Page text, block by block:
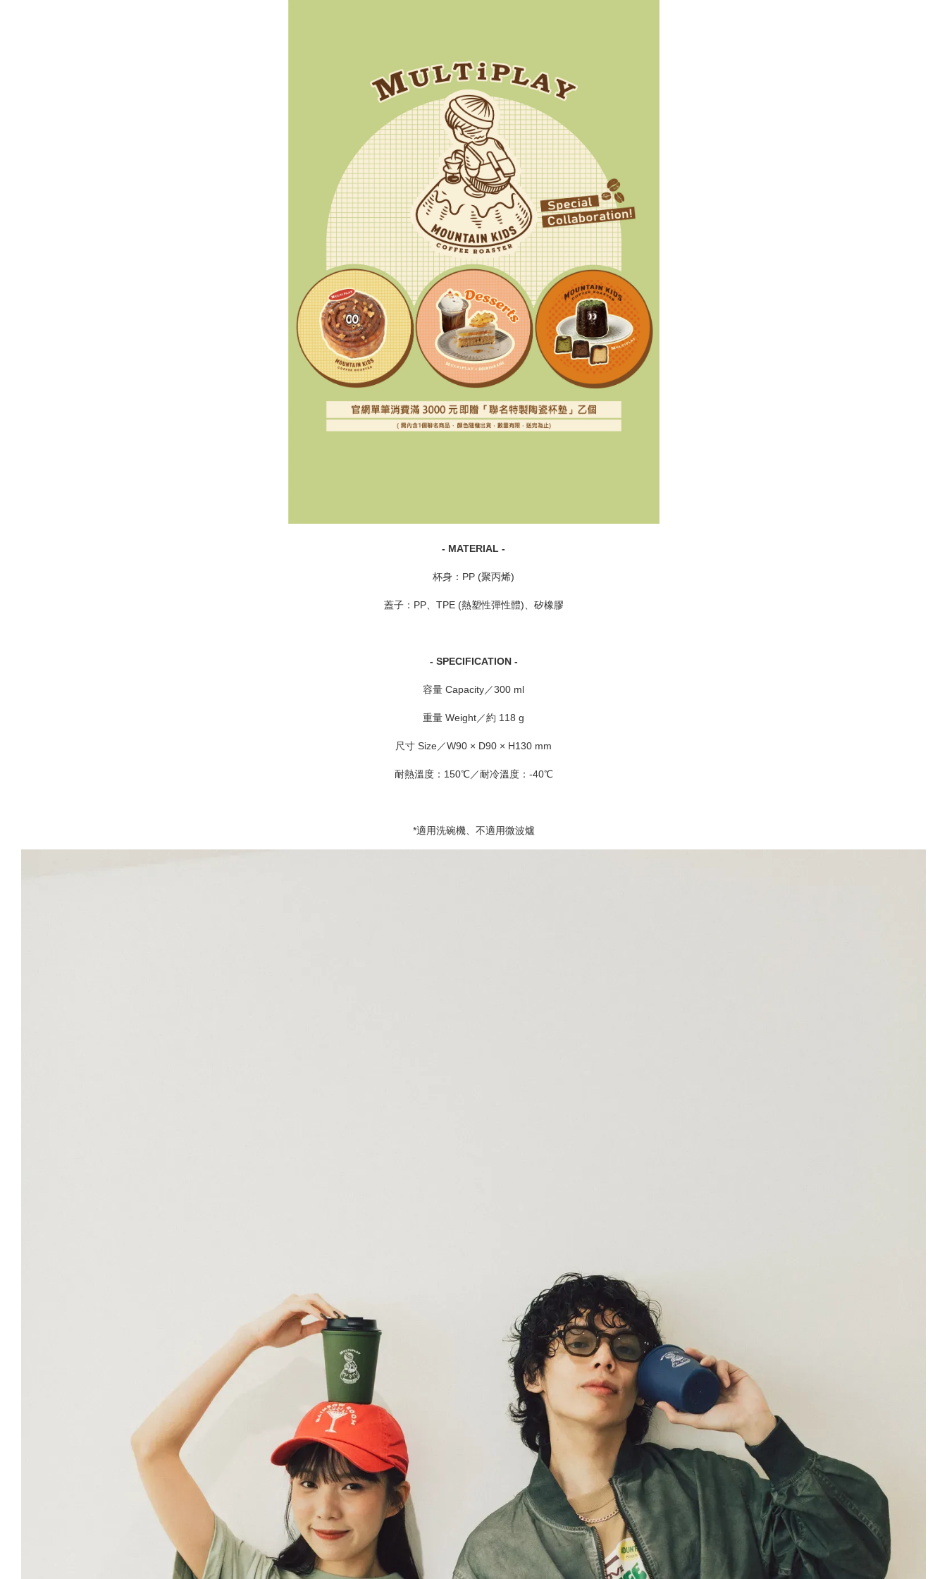
- MATERIAL -
杯身：PP (聚丙烯)
蓋子：PP、TPE (熱塑性彈性體)、矽橡膠
- SPECIFICATION -
容量 Capacity／300 ml
重量 Weight／約 118 g
尺寸 Size／W90 × D90 × H130 mm
耐熱溫度：150℃／耐冷溫度：-40℃
*適用洗碗機、不適用微波爐